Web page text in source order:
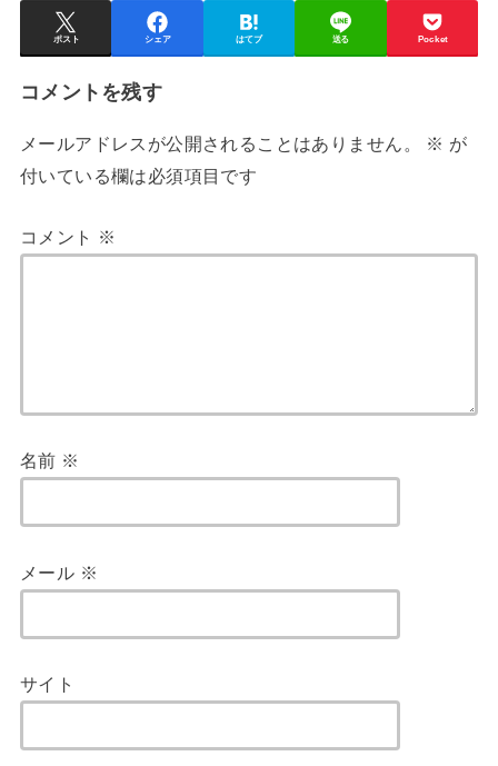
ポスト シェア はてブ 送る Pocket
コメントを残す
メールアドレスが公開されることはありません。 ※ が
付いている欄は必須項目です
コメント ※
名前 ※
メール ※
サイト